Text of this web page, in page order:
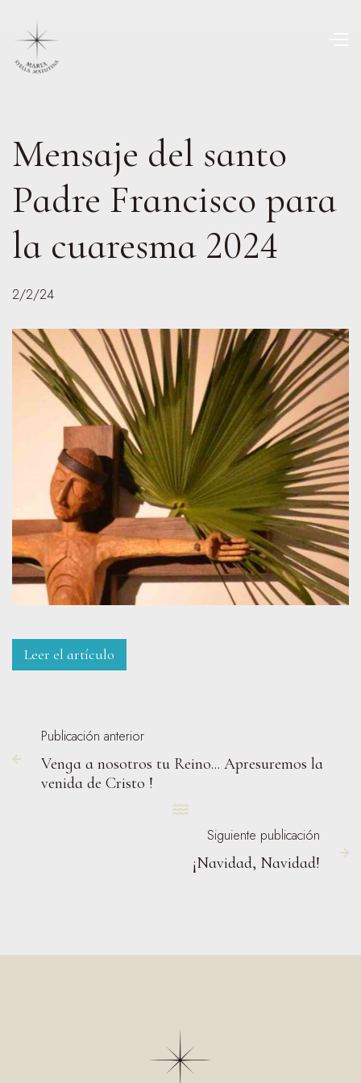
Mensaje del santo
Padre Francisco para
la cuaresma 2024
2/2/24
Leer el artículo

Publicación anterior
Venga a nosotros tu Reino... Apresuremos la
venida de Cristo !

Siguiente publicación
¡Navidad, Navidad! 